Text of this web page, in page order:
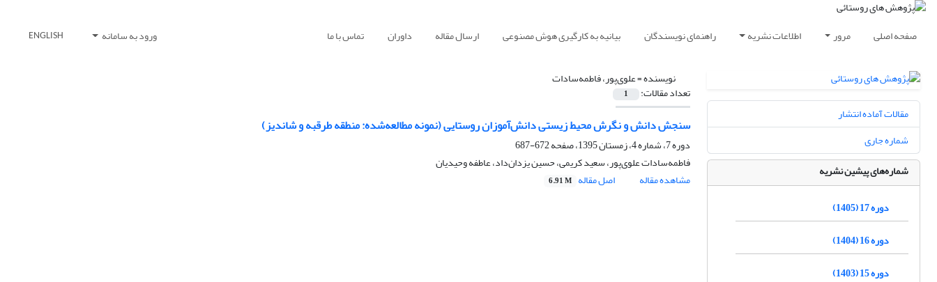
صفحه اصلی مرور اطلاعات نشریه راهنمای نویسندگان بیانیه به کارگیری هوش مصنوعی ارسال مقاله داوران تماس با ما ورود به سامانه ENGLISH
نویسنده =علوی‌پور، فاطمه‌سادات
تعداد مقالات: 1
سنجش دانش و نگرش محیط زیستی دانش‌آموزان روستایی (نمونه مطالعه‌شده‌: منطقه طرقبه و شاندیز)
دوره 7، شماره 4، زمستان 1395، صفحه
672-687
فاطمه‌سادات علوی‌پور، سعید کریمی، حسین یزدان‌داد، عاطفه وحیدیان
مشاهده مقاله
اصل مقاله 6.91 M
مقالات آماده انتشار
شماره جاری
شماره‌های پیشین نشریه
دوره 17 (1405)
دوره 16 (1404)
دوره 15 (1403)